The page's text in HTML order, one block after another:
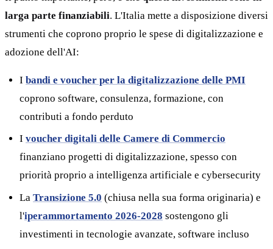
larga parte finanziabili. L'Italia mette a disposizione diversi
strumenti che coprono proprio le spese di digitalizzazione e
adozione dell'AI:
I bandi e voucher per la digitalizzazione delle PMI
coprono software, consulenza, formazione, con
contributi a fondo perduto
I voucher digitali delle Camere di Commercio
finanziano progetti di digitalizzazione, spesso con
priorità proprio a intelligenza artificiale e cybersecurity
La Transizione 5.0 (chiusa nella sua forma originaria) e
l'iperammortamento 2026-2028 sostengono gli
investimenti in tecnologie avanzate, software incluso